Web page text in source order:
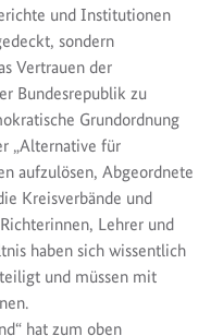
und Institutionen
sondern
Vertrauen der
Bundesrepublik zu
Grundordnung
„Alternative für
aufzulösen, Abgeordnete
Kreisverbände und
Lehrer und
haben sich wissentlich
und müssen mit
hat zum oben